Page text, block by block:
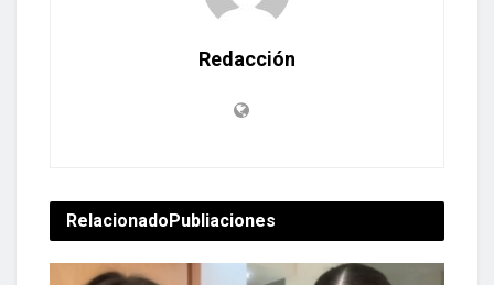
Redacción
RelacionadoPubliaciones